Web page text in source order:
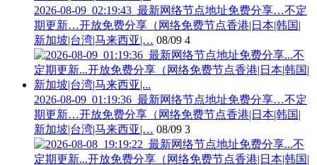
2026-08-09_02:19:43_最新网络节点地址免费分享…不定
期更新…开放免费分享（网络免费节点香港|日本|韩国|
新加坡|台湾|马来西亚|… 08/09 4
2026-08-09_01:19:36_最新网络节点地址免费分享…不定
期更新…开放免费分享（网络免费节点香港|日本|韩国|
新加坡|台湾|马来西亚|… 08/09 3